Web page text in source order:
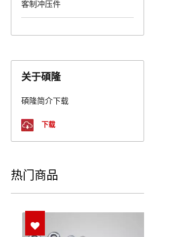
客制冲压件
关于碩隆
碩隆简介下载
下载
热门商品